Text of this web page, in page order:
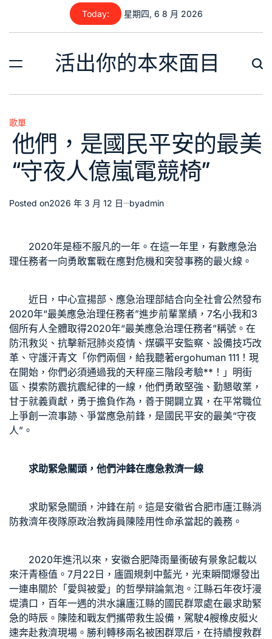
content
Today: 星期四, 6 8 月 2026
活出你的本來面目
Posted
in
歌單
他們，是國民平安的最美
“守夜人億嵐電競椅”
Posted on2026 年 3 月 12 日 byadmin
2020年是極不服凡的一年。在這一年里，有數應急治
理任務者一向勇敢奮戰在應對危機和突發事務的最火線。
近日，中心宣揚部、應急治理部結合向全社會公然發布
2020年“最美應急治理任務者”進步前輩業績，7名小我和3
個所有人全體取得2020年“最美應急治理任務者”稱號。在
防汛救災、抗擊新冠肺炎疫情、煤礦平安監察、設備技巧改
革、守護汗青文「你們兩個，給我聽著ergohuman 111 ！現
在開始，你們必須通過我的天秤座三階段考驗**！」明街
區、摸索防震抗震紀律的一線，他們勇敢堅強、勤懇敬業，
甘于就義貢獻，勇于擔負作為，善于開闢立異，在平常職位
上爭創一流事跡、爭當應急前鋒，是國民平安的最美“守夜
人”。
求助緊急關頭，他們沖鋒在應急救濟一線
求助緊急關頭，沖鋒在前。這是安徽省合肥市廬江縣消
防救濟年夜隊原政治教誨員陳陸用性命承當起的義務。
2020年進汛以來，安徽合肥降雨量衝破有景象記載以
來汗青極值。7月22日，廬圓規刺中藍光，光束瞬間爆發出
一連串關於「愛與被愛」的哲學辯論氣泡。江縣石年夜圩漫
堤潰口，百年一遇的洪水讓廬江縣的國民群眾處在最求助緊
急的時辰。陳陸和戰友們攜帶救生設備，駕駛4艘橡皮艇火
速奔赴救濟現場。勝利轉移兩名被困群眾后，在持續搜救群